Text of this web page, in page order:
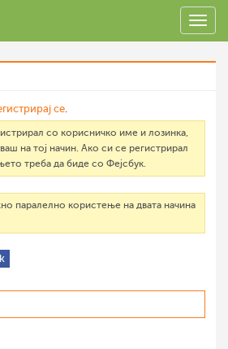
се.
со корисничко име и лозинка,
на тој начин. Ако си се регистрирал
треба да биде со Фејсбук.
паралелно користење на двата начина